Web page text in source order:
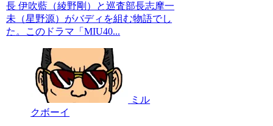
長 伊吹藍（綾野剛）と巡査部長志摩一
未（星野源）がバディを組む物語でし
た。このドラマ「MIU40...
ミル
クボーイ